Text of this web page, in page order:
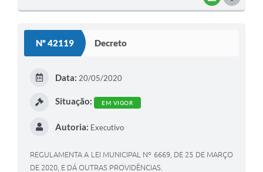
Nº 42119 Decreto
Data: 20/05/2020
Situação: EM VIGOR
Autoria: Executivo
REGULAMENTA A LEI MUNICIPAL Nº 6669, DE 25 DE MARÇO
DE 2020, E DÁ OUTRAS PROVIDÊNCIAS.